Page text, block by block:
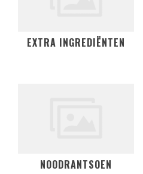
EXTRA INGREDIËNTEN
NOODRANTSOEN